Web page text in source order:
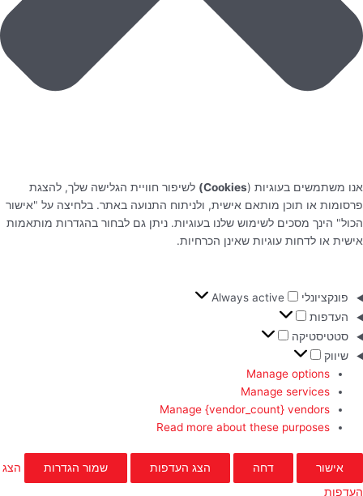
אנו משתמשים בעוגיות (Cookies)
לשיפור חוויית הגלישה שלך, להצגת
פרסומות או תוכן מותאם אישית, ולניתוח התנועה באתר. בלחיצה על "אישור
הכול" הינך מסכים לשימוש שלנו בעוגיות. ניתן גם לבחור בהגדרות מותאמות
אישית או לדחות עוגיות שאינן הכרחיות.
פונקציונלי
Always active
העדפות
סטטיסטיקה
שיווק
Manage options
Manage services
Manage {vendor_count} vendors
Read more about these purposes
אישור דחה הצג העדפות שמור הגדרות
הצג
העדפות